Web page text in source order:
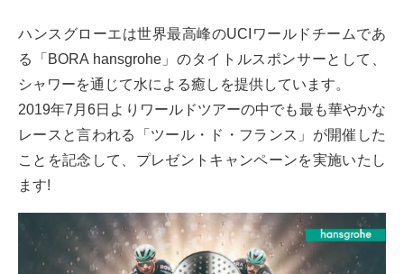
ハンスグローエは世界最高峰のUCIワールドチームであ
る「BORA hansgrohe」のタイトルスポンサーとして、
シャワーを通じて水による癒しを提供しています。
2019年7月6日よりワールドツアーの中でも最も華やかな
レースと言われる「ツール・ド・フランス」が開催した
ことを記念して、プレゼントキャンペーンを実施いたし
ます!